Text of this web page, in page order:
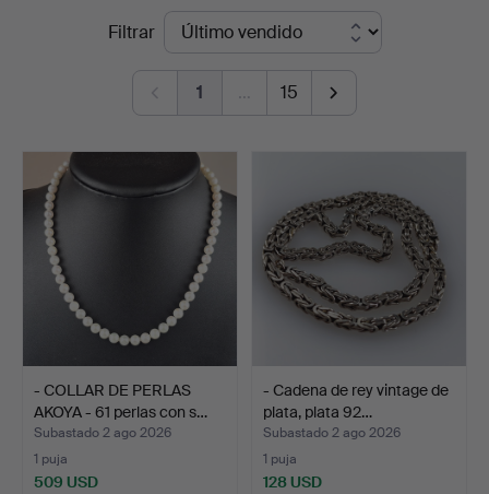
Filtrar
1 … 15
- COLLAR DE PERLAS
AKOYA - 61 perlas con s…
Subastado 2 ago 2026
1 puja
509 USD
- Cadena de rey vintage de
plata, plata 92…
Subastado 2 ago 2026
1 puja
128 USD